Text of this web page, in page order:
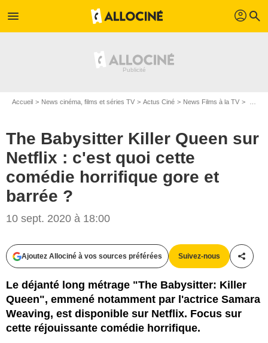
menu profil search
Accueil News cinéma, films et séries TV Actus Ciné News Films à la TV
The Babysitter Killer Queen sur
Netflix : c'est quoi cette
comédie horrifique gore et
barrée ?
10 sept. 2020 à 18:00
Ajoutez Allociné à vos sources préférées Suivez-nous
Le déjanté long métrage "The Babysitter: Killer
Queen", emmené notamment par l'actrice Samara
Weaving, est disponible sur Netflix. Focus sur
cette réjouissante comédie horrifique.